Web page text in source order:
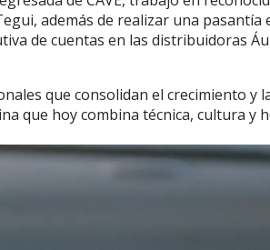
además de realizar una pasantía
de cuentas en las distribuidoras
que consolidan el crecimiento y
que hoy combina técnica, cultura y